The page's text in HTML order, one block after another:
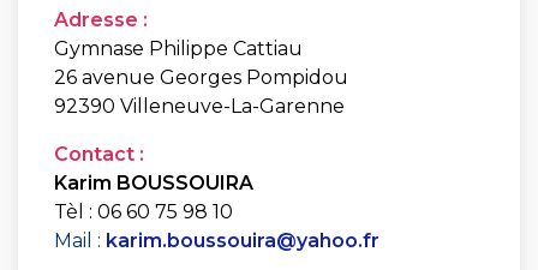
Adresse :
Gymnase Philippe Cattiau
26 avenue Georges Pompidou
92390 Villeneuve-La-Garenne
Contact :
Karim BOUSSOUIRA
Tèl : 06 60 75 98 10
Mail : karim.boussouira@yahoo.fr